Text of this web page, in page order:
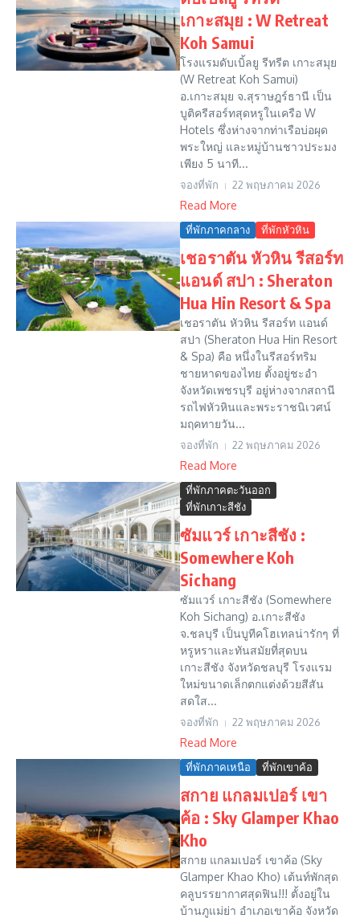
เกาะสมุย : W Retreat
Koh Samui
โรงแรมดับเบิ้ลยู รีทรีต เกาะสมุย
(W Retreat Koh Samui)
อ.เกาะสมุย จ.สุราษฎร์ธานี เป็น
บูติครีสอร์ทสุดหรูในเครือ W
Hotels ซึ่งห่างจากท่าเรือบ่อผุด
พระใหญ่ และหมู่บ้านชาวประมง
เพียง 5 นาที...
จองที่พัก 22 พฤษภาคม 2026
Read More
ที่พักภาคกลาง ที่พักหัวหิน
เชอราตัน หัวหิน รีสอร์ท
แอนด์ สปา : Sheraton
Hua Hin Resort & Spa
เชอราตัน หัวหิน รีสอร์ท แอนด์
สปา (Sheraton Hua Hin Resort
& Spa) คือ หนึ่งในรีสอร์ทริม
ชายหาดของไทย ตั้งอยู่ชะอำ
จังหวัดเพชรบุรี อยู่ห่างจากสถานี
รถไฟหัวหินและพระราชนิเวศน์
มฤคทายวัน...
จองที่พัก 22 พฤษภาคม 2026
Read More
ที่พักภาคตะวันออก
ที่พักเกาะสีชัง
ซัมแวร์ เกาะสีชัง :
Somewhere Koh
Sichang
ซัมแวร์ เกาะสีชัง (Somewhere
Koh Sichang) อ.เกาะสีชัง
จ.ชลบุรี เป็นบูทีคโฮเทลน่ารักๆ ที่
หรูหราและทันสมัยที่สุดบน
เกาะสีชัง จังหวัดชลบุรี โรงแรม
ใหม่ขนาดเล็กตกแต่งด้วยสีสัน
สดใส...
จองที่พัก 22 พฤษภาคม 2026
Read More
ที่พักภาคเหนือ ที่พักเขาค้อ
สกาย แกลมเปอร์ เขา
ค้อ : Sky Glamper Khao
Kho
สกาย แกลมเปอร์ เขาค้อ (Sky
Glamper Khao Kho) เต้นท์พักสุด
คลูบรรยากาศสุดฟิน!!! ตั้งอยู่ใน
บ้านภูแม่ย่า อำเภอเขาค้อ จังหวัด